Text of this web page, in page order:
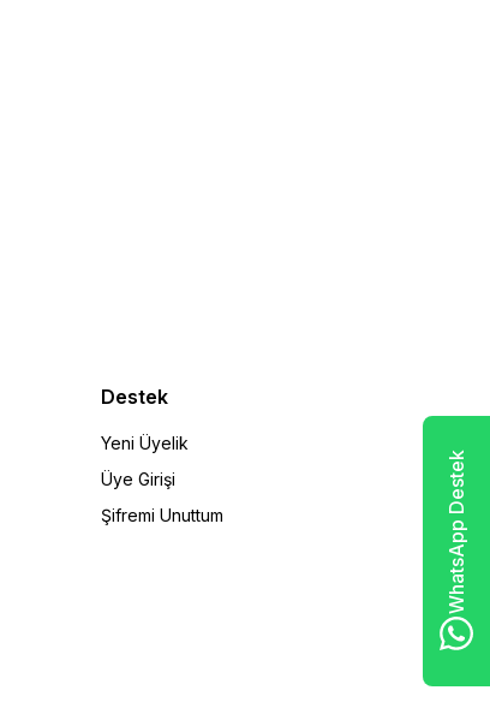
Destek
Yeni Üyelik
Üye Girişi
Şifremi Unuttum
WhatsApp Destek